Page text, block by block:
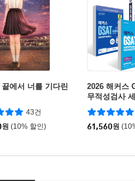
에서 너를 기다린
43건
원 (10% 할인)
2026 해커스
무적성검사
61,560원